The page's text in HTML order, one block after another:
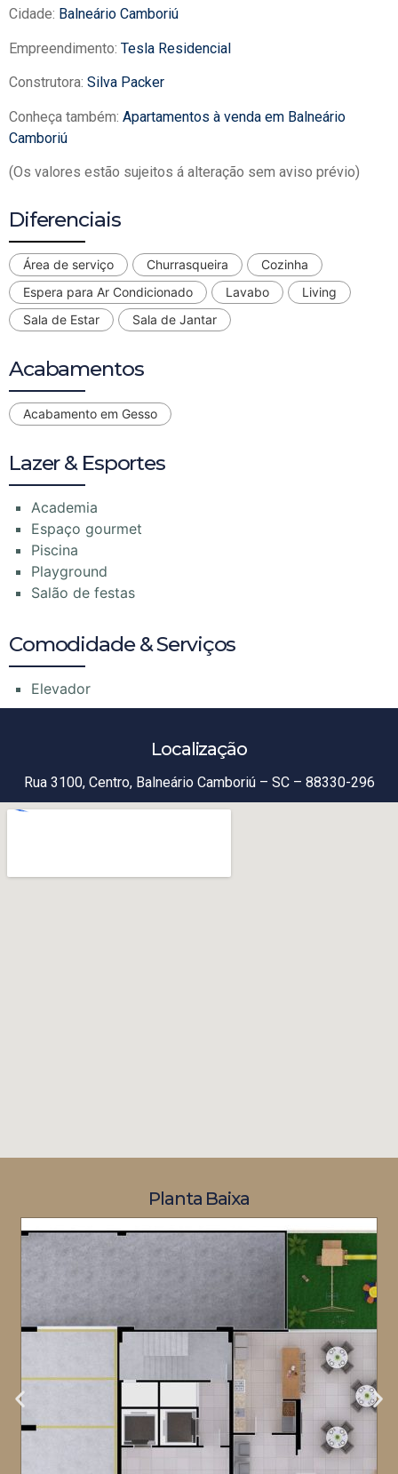
Cidade: Balneário Camboriú
Empreendimento: Tesla Residencial
Construtora: Silva Packer
Conheça também: Apartamentos à venda em Balneário
Camboriú
(Os valores estão sujeitos á alteração sem aviso prévio)
Diferenciais
Área de serviço Churrasqueira
Cozinha
Espera para Ar Condicionado
Lavabo
Living
Sala de Estar
Sala de Jantar
Acabamentos
Acabamento em Gesso
Lazer & Esportes
Academia
Espaço gourmet
Piscina
Playground
Salão de festas
Comodidade & Serviços
Elevador
Localização
Rua 3100, Centro, Balneário Camboriú – SC – 88330-296
Planta Baixa